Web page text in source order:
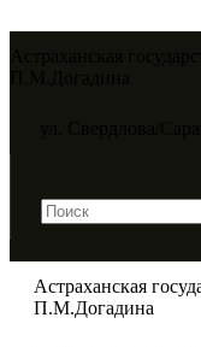
Астраханская
П.М.Догадина​